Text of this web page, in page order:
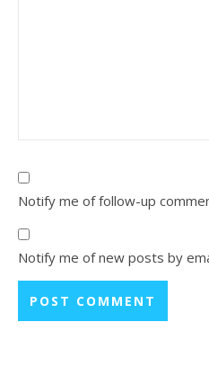
Notify me of follow-up
Notify me of new posts by